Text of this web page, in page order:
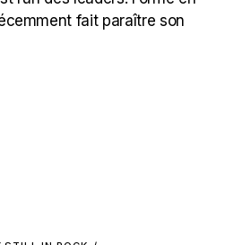
fait paraître son